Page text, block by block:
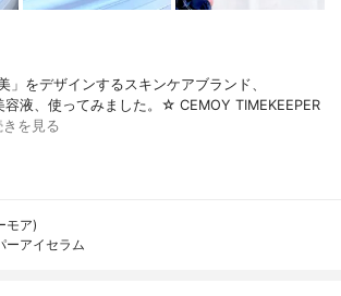
」をデザインするスキンケアブランド、
容液、使ってみました。☆ CEMOY TIMEKEEPER
きを見る
モア)
ーアイセラム